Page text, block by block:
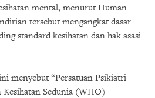
mental, menurut Human
tersebut mengangkat dasar
standard kesihatan dan hak asasi
menyebut “Persatuan Psikiatri
Sedunia (WHO)